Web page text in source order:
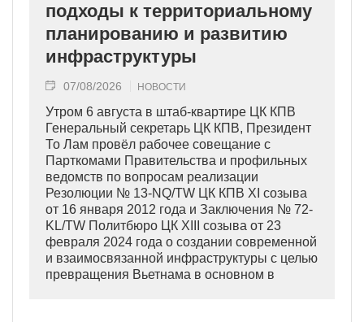
подходы к территориальному
планированию и развитию
инфраструктуры
07/08/2026 НОВОСТИ
Утром 6 августа в штаб-квартире ЦК КПВ
Генеральный секретарь ЦК КПВ, Президент
То Лам провёл рабочее совещание с
Парткомами Правительства и профильных
ведомств по вопросам реализации
Резолюции № 13-NQ/TW ЦК КПВ XI созыва
от 16 января 2012 года и Заключения № 72-
KL/TW Политбюро ЦК XIII созыва от 23
февраля 2024 года о создании современной
и взаимосвязанной инфраструктуры с целью
превращения Вьетнама в основном в